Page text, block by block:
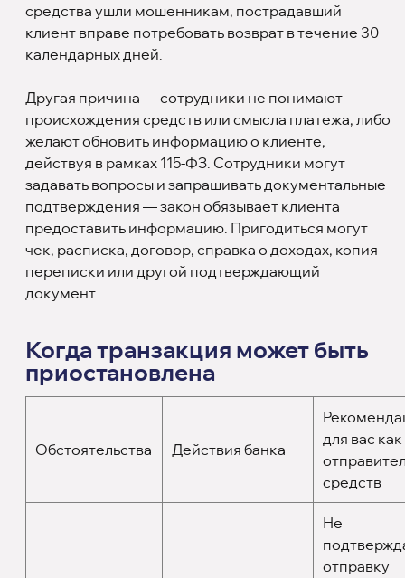
средства ушли мошенникам, пострадавший
клиент вправе потребовать возврат в течение 30
календарных дней.
Другая причина — сотрудники не понимают
происхождения средств или смысла платежа, либо
желают обновить информацию о клиенте,
действуя в рамках 115-ФЗ. Сотрудники могут
задавать вопросы и запрашивать документальные
подтверждения — закон обязывает клиента
предоставить информацию. Пригодиться могут
чек, расписка, договор, справка о доходах, копия
переписки или другой подтверждающий
документ.
Когда транзакция может быть
приостановлена
Обстоятельства Действия банка
для вас
средств
Не
отправку